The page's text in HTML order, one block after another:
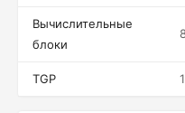
Вычислительные
блоки
TGP